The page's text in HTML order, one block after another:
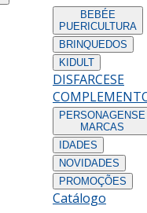
BEBÉE
PUERICULTURA
BRINQUEDOS
KIDULT
DISFARCESE
PERSONAGENS E
MARCAS
IDADES
NOVIDADES
PROMOÇÕES
Catálogo